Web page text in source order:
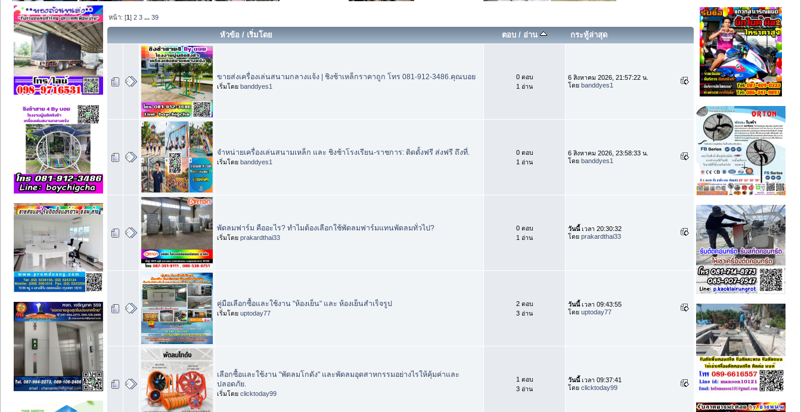
หน้า: [1]2 3 ...39
หัวข้อ / เริ่มโดย ตอบ/ อ่าน กระทู้ล่าสุด
ขายส่งเครื่องเล่นสนามกลางแจ้ง | ชิงช้าเหล็กราคาถูก โทร 081-912-3486.คุณบอย
เริ่มโดย banddyes1
0 ตอบ
1 อ่าน
6 สิงหาคม 2026, 21:57:22 น.
โดย banddyes1
จำหน่ายเครื่องเล่นสนามเหล็ก และ ชิงช้าโรงเรียน-ราชการ: ติดตั้งฟรี ส่งฟรี ถึงที่.
เริ่มโดย banddyes1
0 ตอบ
1 อ่าน
6 สิงหาคม 2026, 23:58:33 น.
โดย banddyes1
พัดลมฟาร์ม คืออะไร? ทำไมต้องเลือกใช้พัดลมฟาร์มแทนพัดลมทั่วไป?
เริ่มโดย prakardthai33
0 ตอบ
1 อ่าน
วันนี้เวลา 20:30:32
โดย prakardthai33
คู่มือเลือกซื้อและใช้งาน "ห้องเย็น" และ ห้องเย็นสำเร็จรูป
เริ่มโดย uptoday77
2 ตอบ
3 อ่าน
วันนี้เวลา 09:43:55
โดย uptoday77
เลือกซื้อและใช้งาน "พัดลมโกดัง" และพัดลมอุตสาหกรรมอย่างไรให้คุ้มค่าและ
ปลอดภัย.
เริ่มโดย clicktoday99
1 ตอบ
3 อ่าน
วันนี้เวลา 09:37:41
โดย clicktoday99